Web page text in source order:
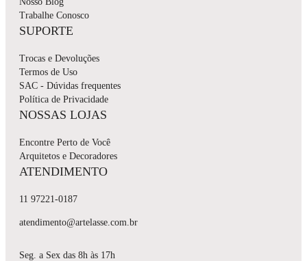
Trabalhe Conosco
SUPORTE
Trocas e Devoluções
Termos de Uso
SAC - Dúvidas frequentes
Política de Privacidade
NOSSAS LOJAS
Encontre Perto de Você
Arquitetos e Decoradores
ATENDIMENTO
11 97221-0187
atendimento@artelasse.com.br
Seg. a Sex das 8h às 17h